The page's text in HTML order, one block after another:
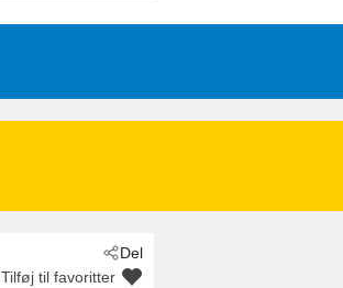
Del
Tilføj til favoritter